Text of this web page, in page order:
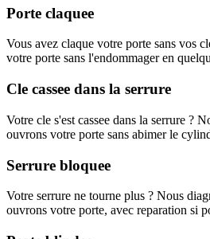
Porte claquee
Vous avez claque votre porte sans vos
votre porte sans l'endommager en
Cle cassee dans la serrure
Votre cle s'est cassee dans la serrure ?
ouvrons votre porte sans abimer le
Serrure bloquee
Votre serrure ne tourne plus ? Nous
ouvrons votre porte, avec reparation si